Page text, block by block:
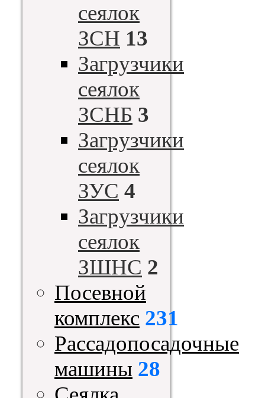
сеялок
ЗСН 13
Загрузчики
сеялок
ЗСНБ 3
Загрузчики
сеялок
ЗУС 4
Загрузчики
сеялок
ЗШНС 2
Посевной
комплекс 231
Рассадопосадочные
машины 28